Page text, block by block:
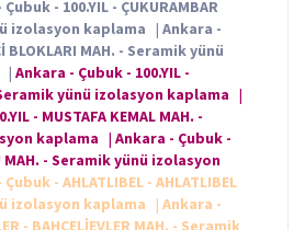
- 100.YIL - ÇUKURAMBAR
izolasyon kaplama | Ankara -
BLOKLARI MAH. - Seramik yünü
| Ankara - Çubuk - 100.YIL -
yünü izolasyon kaplama |
- MUSTAFA KEMAL MAH. -
kaplama | Ankara - Çubuk -
MAH. - Seramik yünü izolasyon
- AHLATLIBEL - AHLATLIBEL
izolasyon kaplama
| Ankara -
- BAHÇELİEVLER MAH. - Seramik